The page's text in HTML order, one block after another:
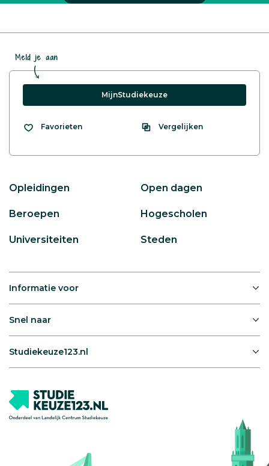
Meld je aan
MijnStudiekeuze
Favorieten Vergelijken
Opleidingen Open dagen
Beroepen Hogescholen
Universiteiten Steden
Informatie voor
Snel naar
Studiekeuze123.nl